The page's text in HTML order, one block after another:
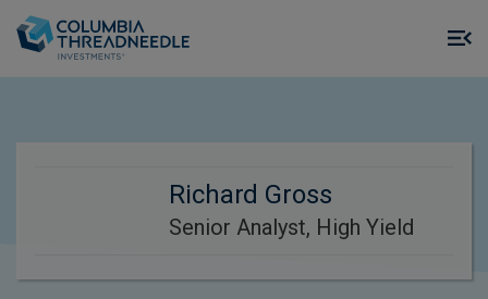
Richard Gross
Senior Analyst, High Yield